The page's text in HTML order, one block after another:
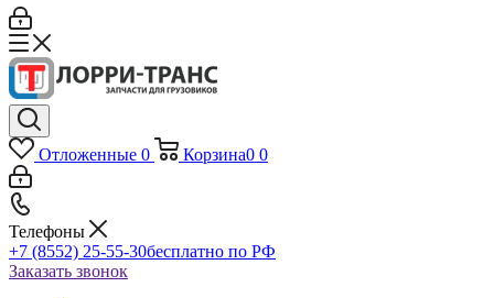
Отложенные 0 Корзина0 0
Телефоны
+7 (8552) 25-55-30бесплатно по РФ
Заказать звонок